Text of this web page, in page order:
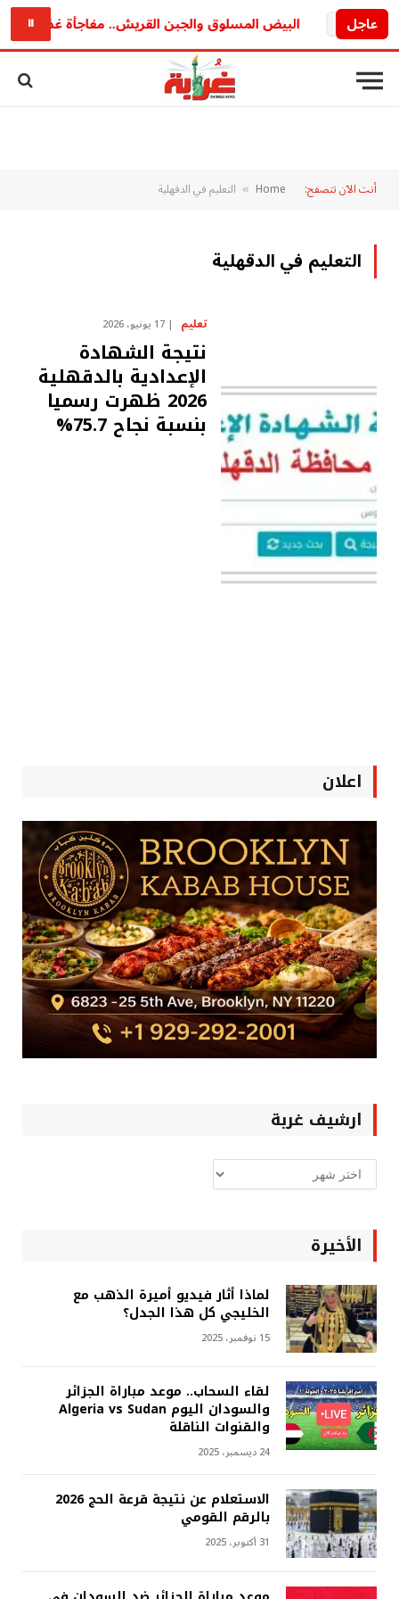
عاجل البيض المسلوق والجبن القريش.. مفاجأة غذائية قد
⏸
أنت الآن تتصفح: Home
» التعليم في الدقهلية
التعليم في الدقهلية
تعليم 17 يونيو، 2026
نتيجة الشهادة
الإعدادية بالدقهلية
2026 ظهرت رسميا
بنسبة نجاح 75.7%
اعلان
ارشيف غربة
ارشيف
غربة
الأخيرة
لماذا أثار فيديو أميرة الذهب مع
الخليجي كل هذا الجدل؟
15 نوفمبر، 2025
لقاء السحاب.. موعد مباراة الجزائر
والسودان اليوم Algeria vs Sudan
والقنوات الناقلة
24 ديسمبر، 2025
الاستعلام عن نتيجة قرعة الحج 2026
بالرقم القومي
31 أكتوبر، 2025